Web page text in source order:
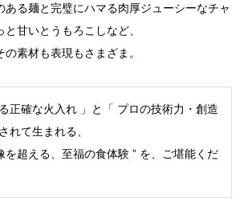
ある麺と完璧にハマる肉厚ジューシーなチャ
甘いとうもろこしなど、
素材も表現もさまざま。
正確な火入れ 」と「 プロの技術力・創造
れて生まれる、
を超える、至福の食体験 ” を、ご堪能くだ